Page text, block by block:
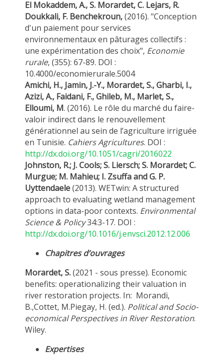
El Mokaddem, A., S. Morardet, C. Lejars, R.
Doukkali, F. Benchekroun,(2016). "Conception
d'un paiement pour services
environnementaux en pâturages collectifs :
une expérimentation des choix", Economie
rurale, (355): 67-89. DOI :
10.4000/economierurale.5004
Amichi, H., Jamin, J.-Y., Morardet, S., Gharbi, I.,
Azizi, A., Faidani, F., Ghileb, M., Marlet, S.,
Elloumi, M. (2016). Le rôle du marché du faire-
valoir indirect dans le renouvellement
générationnel au sein de l’agriculture irriguée
en Tunisie. Cahiers Agricultures. DOI :
http://dx.doi.org/10.1051/cagri/2016022
Johnston, R.; J. Cools; S. Liersch; S. Morardet; C.
Murgue; M. Mahieu; I. Zsuffa and G. P.
Uyttendaele(2013). WETwin: A structured
approach to evaluating wetland management
options in data-poor contexts. Environmental
Science & Policy34:3-17. DOI :
http://dx.doi.org/10.1016/j.envsci.2012.12.006
Chapitres d’ouvrages
Morardet, S.(2021 - sous presse). Economic
benefits: operationalizing their valuation in
river restoration projects. In: Morandi,
B.,Cottet, M.Piegay, H. (ed.). Political and Socio-
economical Perspectives in River Restoration.
Wiley.
Expertises